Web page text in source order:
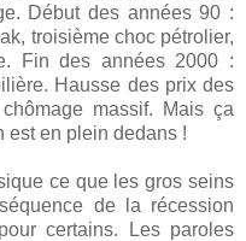
Début des années 90 :
troisième choc pétrolier,
Fin des années 2000 :
Hausse des prix des
massif. Mais ça
est en plein dedans !
ce que les gros seins
de la récession
certains. Les paroles